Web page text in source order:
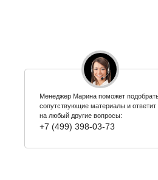
Менеджер Марина поможет
сопутствующие материалы и ответит
на любый другие вопросы:
+7 (499) 398-03-73